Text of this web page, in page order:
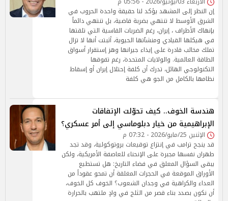
إن النظر إلى المشهد يؤكد لنا حقيقة واحدة الحروب في
الشرق الأوسط لا تنتهي بضربة قاضية، بل تنتهي دائماً
بإنهاك الأطراف ، إيران، رغم الضربات القاسية التي تلقتها
في هيكلها القيادي ومنشآتها الحيوية، أثبتت أنها لا تزال
تملك مخالب قادرة على إيذاء جيرانها وهز إستقرار أسواق
الطاقة العالمية. والولايات المتحدة، رغم تفوقها
التكنولوجي الهائل، تدرك أن كلفة إحتلال إيران أو إسقاط
نظامها بالكامل من الجو هي كلفة
هندسة الخوف.. كيف تحوّلت الإتفاقات
الإبراهيمية من خيار دبلوماسي إلى أمر عسكري؟
الإثنين 25/مايو/2026 - 07:32 م
قد ينجح ترامب في إنتزاع توقيعات بروتوكولية، وقد تجد
طهران نفسها مجبرة على الإنحناء للعاصفة الأمريكية، ولكن
يبقى السؤال المعلق في فضاء التاريخ: هل تستطيع
الأوراق الموقعة في الحجرات المغلقة أن تمحو عقوداً من
العداء والكراهية في وجدان الشعوب؟ الخوف كل الخوف،
أن نكون بصدد بناء قصر من الثلج في وادٍ ملتهب بالحرارة